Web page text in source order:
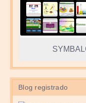
Blog registrado